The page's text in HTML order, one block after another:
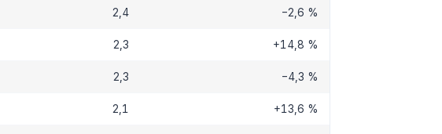
2,4 −2,6 %
2,3 +14,8 %
2,3 −4,3 %
2,1 +13,6 %